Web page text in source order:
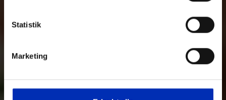
Statistik
Marketing